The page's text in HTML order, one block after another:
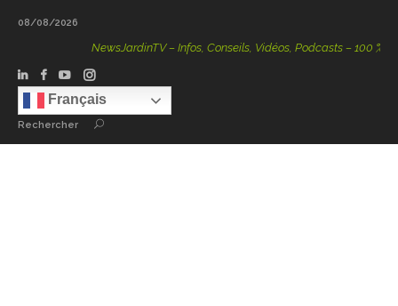
08/08/2026
NewsJardinTV – Infos, Conseils, Vidéos, Podcasts – 100 %
Français
Rechercher